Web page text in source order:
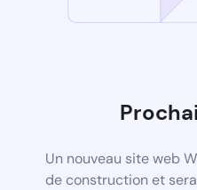
Un nouveau site web
de construction et